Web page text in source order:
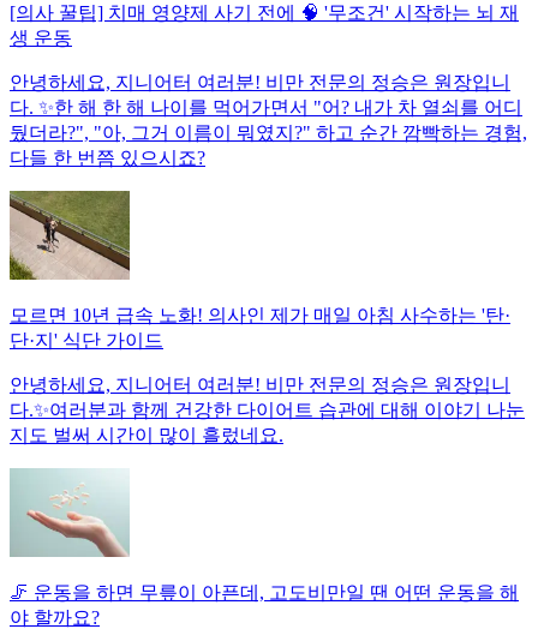
[의사 꿀팁] 치매 영양제 사기 전에 🧠 '무조건' 시작하는 뇌 재
생 운동
안녕하세요, 지니어터 여러분! 비만 전문의 정승은 원장입니
다. ✨한 해 한 해 나이를 먹어가면서 "어? 내가 차 열쇠를 어디
뒀더라?", "아, 그거 이름이 뭐였지?" 하고 순간 깜빡하는 경험,
다들 한 번쯤 있으시죠?
모르면 10년 급속 노화! 의사인 제가 매일 아침 사수하는 '탄·
단·지' 식단 가이드
안녕하세요, 지니어터 여러분! 비만 전문의 정승은 원장입니
다.✨여러분과 함께 건강한 다이어트 습관에 대해 이야기 나눈
지도 벌써 시간이 많이 흘렀네요.
🦵 운동을 하면 무릎이 아픈데, 고도비만일 땐 어떤 운동을 해
야 할까요?